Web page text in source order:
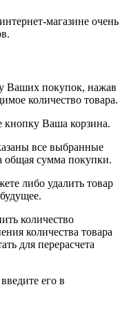
магазине очень
Ваших покупок, нажав
количество товара.
кнопку Ваша корзина.
все выбранные
общая сумма покупки.
либо удалить товар
количество
количества товара
для перерасчета
его в